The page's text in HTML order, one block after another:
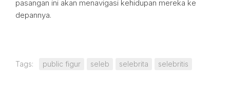
pasangan ini akan menavigasi kehidupan mereka ke
depannya.
Tags: public figur seleb selebrita selebritis